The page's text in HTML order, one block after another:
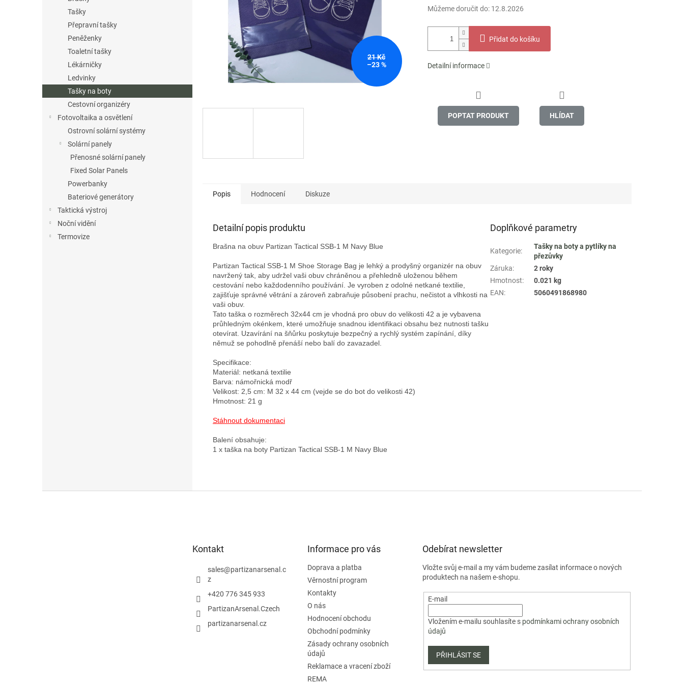
Tašky
Přepravní tašky
Peněženky
Toaletní tašky
Lékárničky
Ledvinky
Tašky na boty
Cestovní organizéry
Fotovoltaika a osvětlení
Ostrovní solární systémy
Solární panely
Přenosné solární panely
Fixed Solar Panels
Powerbanky
Bateriové generátory
Taktická výstroj
Noční vidění
Termovize
21 Kč
–23 %
Můžeme doručit do: 12.8.2026
Přidat do košíku
Detailní informace
POPTAT PRODUKT HLÍDAT
Popis Hodnocení Diskuze
Detailní popis produktu
Brašna na obuv Partizan Tactical SSB-1 M Navy Blue
Partizan Tactical SSB-1 M Shoe Storage Bag je lehký a prodyšný organizér na obuv
navržený tak, aby udržel vaši obuv chráněnou a přehledně uloženou během
cestování nebo každodenního používání. Je vyroben z odolné netkané textilie,
zajišťuje správné větrání a zároveň zabraňuje působení prachu, nečistot a vlhkosti na
vaši obuv.
Tato taška o rozměrech 32x44 cm je vhodná pro obuv do velikosti 42 a je vybavena
průhledným okénkem, které umožňuje snadnou identifikaci obsahu bez nutnosti tašku
otevírat. Uzavírání na šňůrku poskytuje bezpečný a rychlý systém zapínání, díky
němuž se pohodlně přenáší nebo balí do zavazadel.
Specifikace:
Materiál: netkaná textilie
Barva: námořnická modř
Velikost: 2,5 cm: M 32 х 44 cm (vejde se do bot do velikosti 42)
Hmotnost: 21 g
Stáhnout dokumentaci
Balení obsahuje:
Doplňkové parametry
Kategorie:
Tašky na boty a pytlíky na
přezůvky
Záruka:
2 roky
Hmotnost:
0.021 kg
EAN: 5060491868980
Kontakt
sales@partizanarsenal.c
z
+420 776 345 933
PartizanArsenal.Czech
partizanarsenal.cz
Informace pro vás
Doprava a platba
Věrnostní program
Kontakty
O nás
Hodnocení obchodu
Obchodní podmínky
Zásady ochrany osobních
údajů
Reklamace a vracení zboží
REMA
Odebírat newsletter
Vložte svůj e-mail a my vám budeme zasílat informace o nových
produktech na našem e-shopu.
E-mail
Vložením e-mailu souhlasíte s podmínkami ochrany osobních
údajů
PŘIHLÁSIT SE